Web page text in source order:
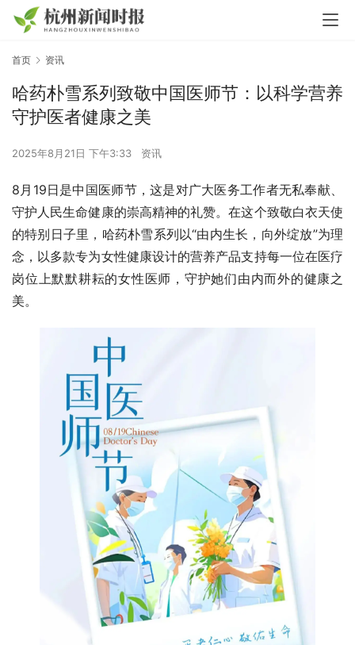
首页 资讯
哈药朴雪系列致敬中国医师节：以科学营养
守护医者健康之美
2025年8月21日 下午3:33 资讯
8月19日是中国医师节，这是对广大医务工作者无私奉献、
守护人民生命健康的崇高精神的礼赞。在这个致敬白衣天使
的特别日子里，哈药朴雪系列以“由内生长，向外绽放”为理
念，以多款专为女性健康设计的营养产品支持每一位在医疗
岗位上默默耕耘的女性医师，守护她们由内而外的健康之
美。